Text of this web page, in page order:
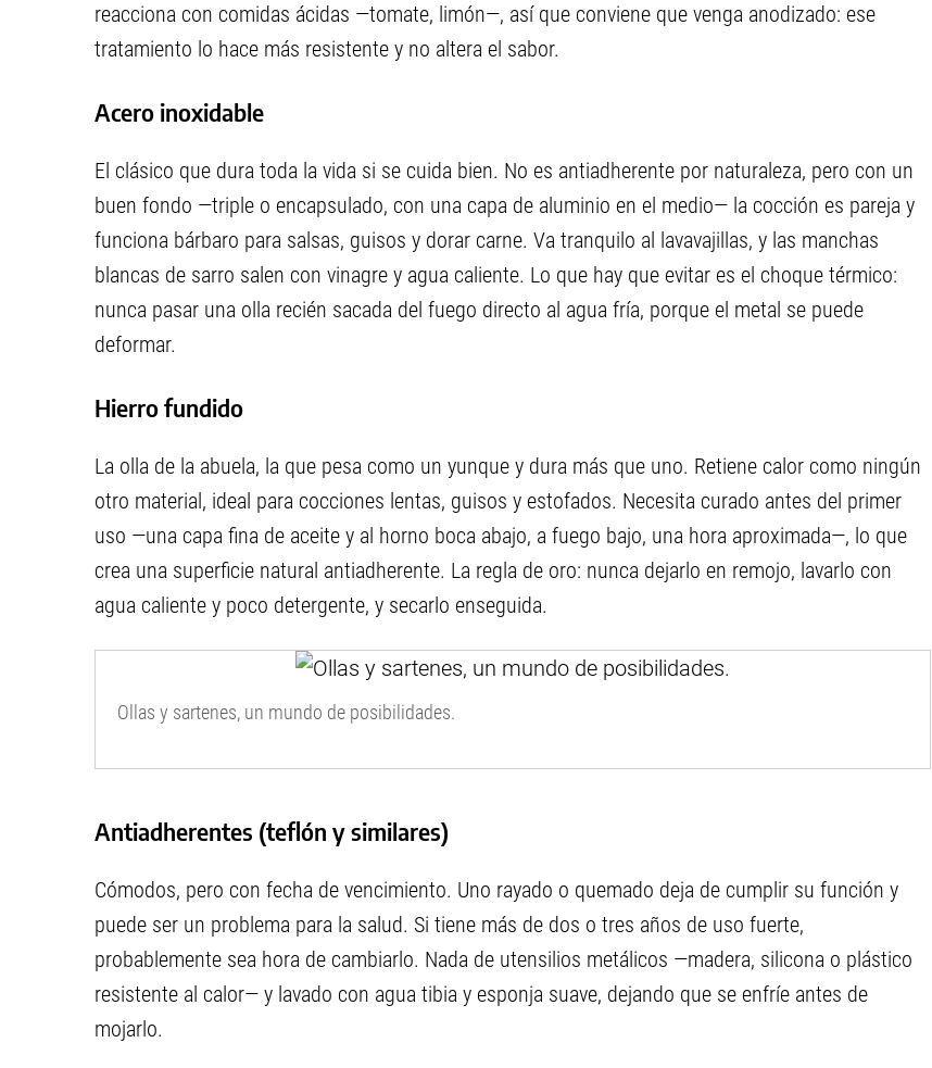
reacciona con comidas ácidas —tomate, limón—, así que conviene que venga anodizado: ese
tratamiento lo hace más resistente y no altera el sabor.
Acero inoxidable
El clásico que dura toda la vida si se cuida bien. No es antiadherente por naturaleza, pero con un
buen fondo —triple o encapsulado, con una capa de aluminio en el medio— la cocción es pareja y
funciona bárbaro para salsas, guisos y dorar carne. Va tranquilo al lavavajillas, y las manchas
blancas de sarro salen con vinagre y agua caliente. Lo que hay que evitar es el choque térmico:
nunca pasar una olla recién sacada del fuego directo al agua fría, porque el metal se puede
deformar.
Hierro fundido
La olla de la abuela, la que pesa como un yunque y dura más que uno. Retiene calor como ningún
otro material, ideal para cocciones lentas, guisos y estofados. Necesita curado antes del primer
uso —una capa fina de aceite y al horno boca abajo, a fuego bajo, una hora aproximada—, lo que
crea una superficie natural antiadherente. La regla de oro: nunca dejarlo en remojo, lavarlo con
agua caliente y poco detergente, y secarlo enseguida.
Ollas y sartenes, un mundo de posibilidades.
Antiadherentes (teflón y similares)
Cómodos, pero con fecha de vencimiento. Uno rayado o quemado deja de cumplir su función y
puede ser un problema para la salud. Si tiene más de dos o tres años de uso fuerte,
probablemente sea hora de cambiarlo. Nada de utensilios metálicos —madera, silicona o plástico
resistente al calor— y lavado con agua tibia y esponja suave, dejando que se enfríe antes de
mojarlo.